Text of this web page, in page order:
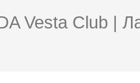
Vesta Club |